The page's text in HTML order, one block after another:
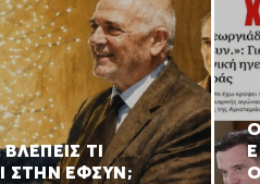
ΤΙ
ΣΤΗΝ ΕΦΣΥΝ;